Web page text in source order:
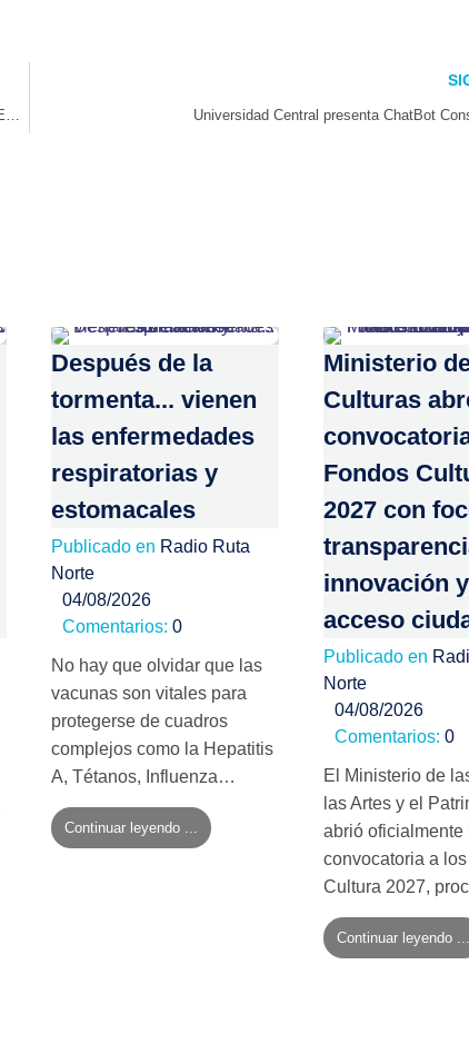
CORFO RETOMA ENCUENTRO DE ECOSISTEMAS DE EMPRENDIMIENTOS Y DESTACA RESULTADOS EN GÉNERO Y DESPLIEGUE TERRITORIAL EN UNA DÉCADA Universidad Central presenta ChatBot
Después de la
tormenta... vienen
las enfermedades
respiratorias y
estomacales
Publicado en Radio Ruta
Norte
04/08/2026
Comentarios: 0
No hay que olvidar que las
vacunas son vitales para
protegerse de cuadros
complejos como la Hepatitis
A, Tétanos, Influenza…
Continuar leyendo ...
Ministerio
Culturas
Fondos
2027 con
innovación y
acceso
Publicado en
Norte
04/08/2026
Comentarios: 0
El Ministerio de
las Artes y el
abrió oficialmente
convocatoria a
Cultura 2027,
Continuar leyendo ...